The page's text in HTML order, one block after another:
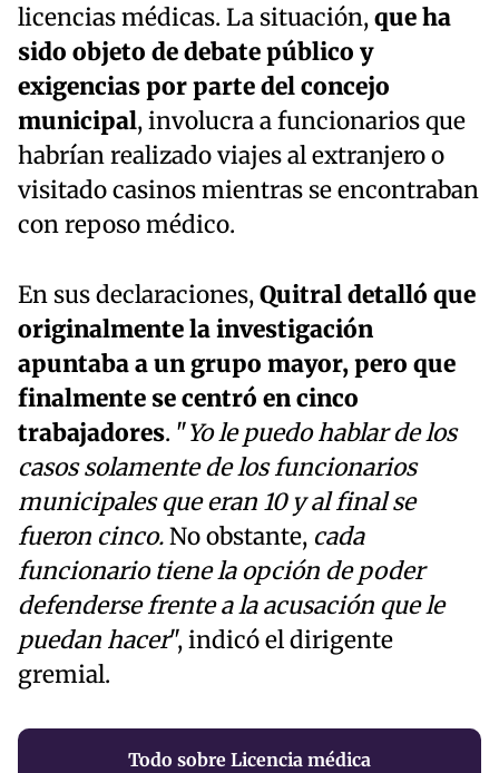
licencias médicas. La situación,que ha
sido objeto de debate público y
exigencias por parte del concejo
municipal, involucra a funcionarios que
habrían realizado viajes al extranjero o
visitado casinos mientras se encontraban
con reposo médico.
En sus declaraciones,Quitral detalló que
originalmente la investigación
apuntaba a un grupo mayor, pero que
finalmente se centró en cinco
trabajadores. "Yo le puedo hablar de los
casos solamente de los funcionarios
municipales que eran 10 y al final se
fueron cinco.No obstante, cada
funcionario tiene la opción de poder
defenderse frente a la acusación que le
puedan hacer", indicó el dirigente
gremial.
Todo sobre Licencia médica